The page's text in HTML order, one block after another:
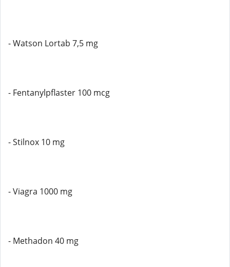
- Watson Lortab 7,5 mg
- Fentanylpflaster 100 mcg
- Stilnox 10 mg
- Viagra 1000 mg
- Methadon 40 mg